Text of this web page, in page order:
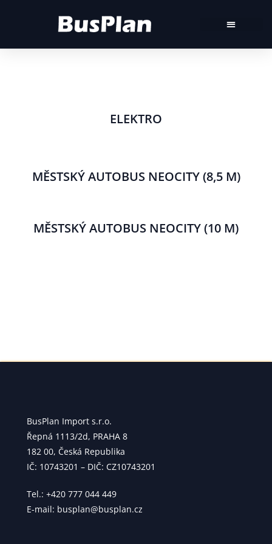
ELEKTRO
MĚSTSKÝ AUTOBUS NEOCITY (8,5 M)
MĚSTSKÝ AUTOBUS NEOCITY (10 M)
BusPlan Import s.r.o.
Řepná 1113/2d, PRAHA 8
182 00, Česká Republika
IČ: 10743201 – DIČ: CZ10743201
Tel.: +420 777 044 449
E-mail: busplan@busplan.cz